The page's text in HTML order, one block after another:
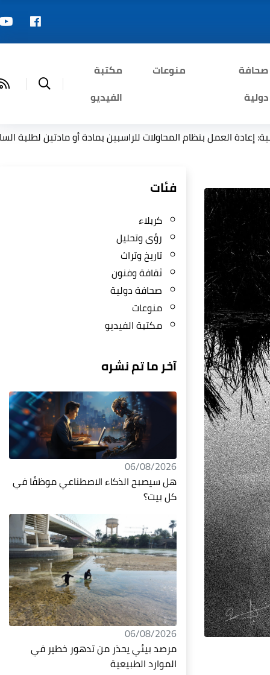
صحافة
دولية
منوعات
مكتبة
الفيديو
المحاولات للراسبين بمادة أو مادتين لطلبة السادس الإعدادي
فئات
كربلاء
رؤى وتحليل
تاريخ وتراث
ثقافة وفنون
صحافة دولية
منوعات
مكتبة الفيديو
آخر ما تم نشره
06/08/2026
هل سيصبح الذكاء الاصطناعي موظفًا في
كل بيت؟
06/08/2026
مرصد بيئي يحذر من تدهور خطير في
الموارد الطبيعية